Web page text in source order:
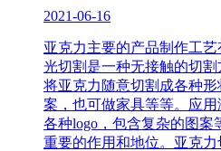
2021-06-16
亚克力主要的产品制作工
光切割是一种无接触的切
将亚克力随意切割成各种
案，也可做家具等等。应
各种logo，包含复杂的图案
重要的作用和地位。亚克